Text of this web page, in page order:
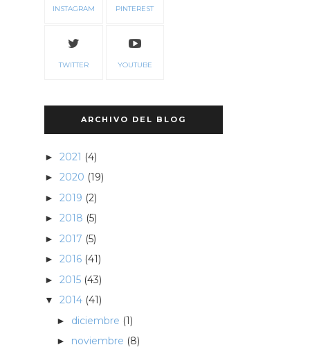
INSTAGRAM PINTEREST
TWITTER YOUTUBE
ARCHIVO DEL BLOG
► 2021 (4)
► 2020 (19)
► 2019 (2)
► 2018 (5)
► 2017 (5)
► 2016 (41)
► 2015 (43)
▼ 2014 (41)
► diciembre (1)
► noviembre (8)